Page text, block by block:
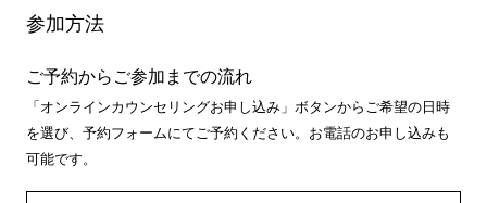
参加方法
ご予約からご参加までの流れ
「オンラインカウンセリングお申し込み」ボタンからご希望の日時
を選び、予約フォームにてご予約ください。お電話のお申し込みも
可能です。